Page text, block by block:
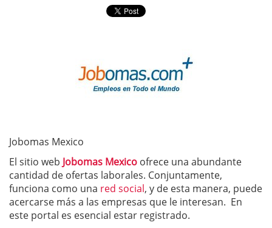
Jobomas Mexico
El sitio web Jobomas Mexico ofrece una abundante
cantidad de ofertas laborales. Conjuntamente,
funciona como una red social, y de esta manera, puede
acercarse más a las empresas que le interesan. En
este portal es esencial estar registrado.